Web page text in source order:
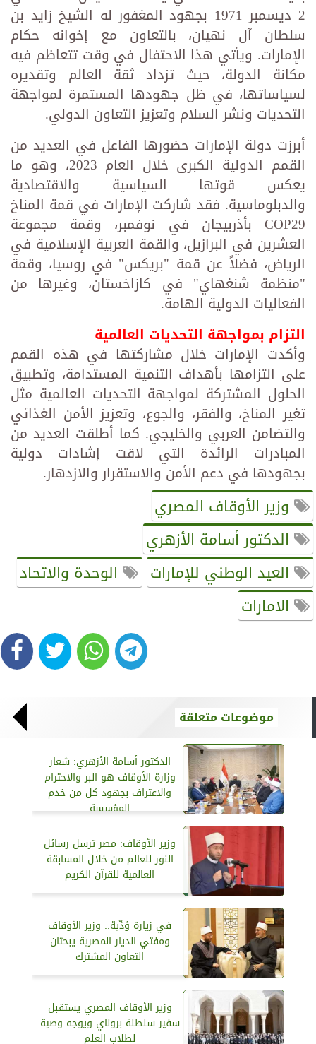
2 ديسمبر 1971 بجهود المغفور له الشيخ زايد بن
سلطان آل نهيان، بالتعاون مع إخوانه حكام
الإمارات. ويأتي هذا الاحتفال في وقت تتعاظم فيه
مكانة الدولة، حيث تزداد ثقة العالم وتقديره
لسياساتها، في ظل جهودها المستمرة لمواجهة
التحديات ونشر السلام وتعزيز التعاون الدولي.
أبرزت دولة الإمارات حضورها الفاعل في العديد من
القمم الدولية الكبرى خلال العام 2023، وهو ما
يعكس قوتها السياسية والاقتصادية
والدبلوماسية. فقد شاركت الإمارات في قمة المناخ
COP29 بأذربيجان في نوفمبر، وقمة مجموعة
العشرين في البرازيل، والقمة العربية الإسلامية في
الرياض، فضلاً عن قمة "بريكس" في روسيا، وقمة
"منظمة شنغهاي" في كازاخستان، وغيرها من
الفعاليات الدولية الهامة.
التزام بمواجهة التحديات العالمية
وأكدت الإمارات خلال مشاركتها في هذه القمم
على التزامها بأهداف التنمية المستدامة، وتطبيق
الحلول المشتركة لمواجهة التحديات العالمية مثل
تغير المناخ، والفقر، والجوع، وتعزيز الأمن الغذائي
والتضامن العربي والخليجي. كما أطلقت العديد من
المبادرات الرائدة التي لاقت إشادات دولية
بجهودها في دعم الأمن والاستقرار والازدهار.
وزير الأوقاف المصري
الدكتور أسامة الأزهري
العيد الوطني للإمارات
الوحدة والاتحاد
الامارات
موضوعات متعلقة
الدكتور أسامة الأزهري: شعار
وزارة الأوقاف هو البر والاحترام
والاعتراف بجهود كل من خدم
المؤسسة
وزير الأوقاف: مصر ترسل رسائل
النور للعالم من خلال المسابقة
العالمية للقرآن الكريم
في زيارة وُدِّية.. وزير الأوقاف
ومفتي الديار المصرية يبحثان
التعاون المشترك
وزير الأوقاف المصري يستقبل
سفير سلطنة بروناي ويوجه وصية
لطلاب العلم